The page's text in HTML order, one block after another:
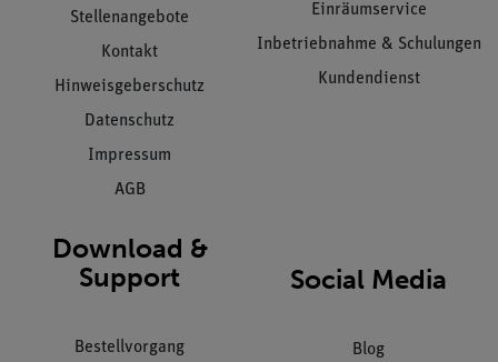
Stellenangebote
Kontakt
Hinweisgeberschutz
Datenschutz
Impressum
AGB
Einräumservice
Inbetriebnahme & Schulungen
Kundendienst
Download &
Support
Bestellvorgang
Social Media
Blog